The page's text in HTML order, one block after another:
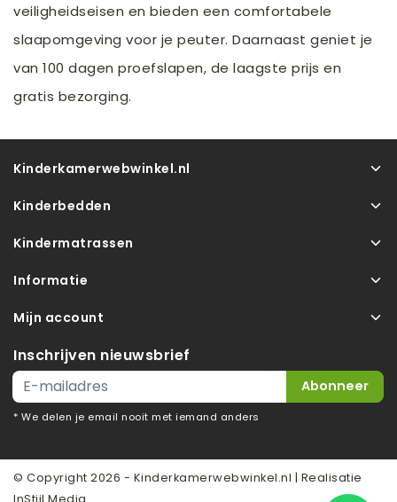
veiligheidseisen en bieden een comfortabele
slaapomgeving voor je peuter. Daarnaast geniet je
van 100 dagen proefslapen, de laagste prijs en
gratis bezorging.
Kinderkamerwebwinkel.nl
Kinderbedden
Kindermatrassen
Informatie
Mijn account
Inschrijven nieuwsbrief
Abonneer
* We delen je email nooit met iemand anders
© Copyright 2026 - Kinderkamerwebwinkel.nl | Realisatie
InStijl Media